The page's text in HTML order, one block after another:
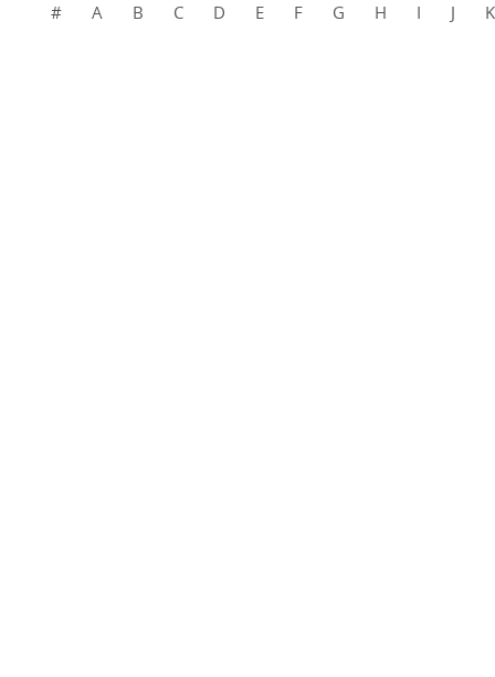
# A B C D E F G H I J K